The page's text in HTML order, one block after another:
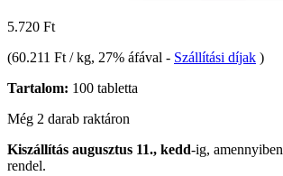
5.720 Ft
(60.211 Ft / kg, 27% áfával - Szállítási díjak )
Tartalom: 100 tabletta
Még 2 darab raktáron
Kiszállítás augusztus 11., kedd-ig, amennyiben
rendel.